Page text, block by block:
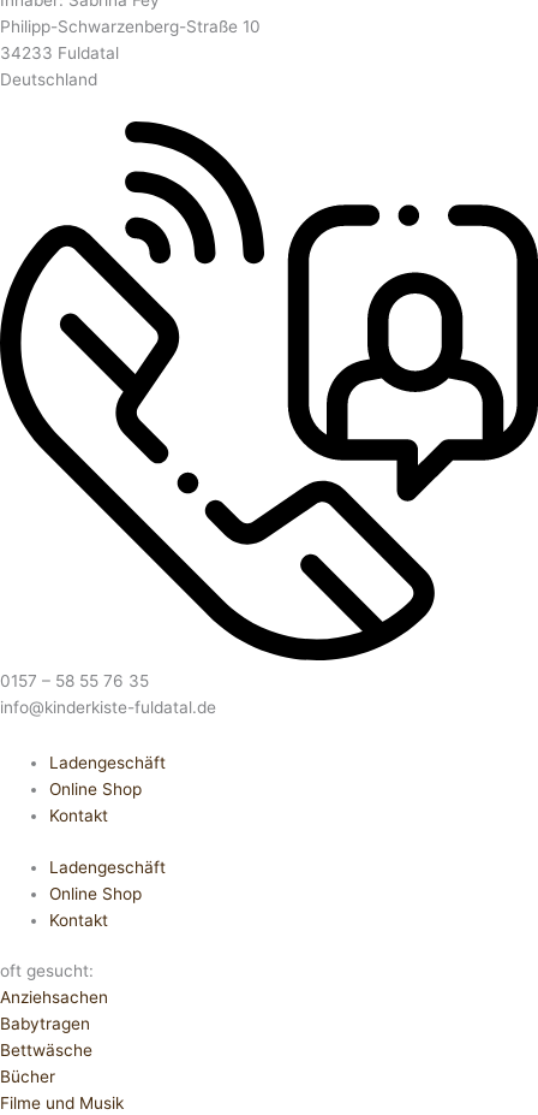
Philipp-Schwarzenberg-Straße 10
34233 Fuldatal
Deutschland
0157 – 58 55 76 35
info@kinderkiste-fuldatal.de
Ladengeschäft
Online Shop
Kontakt
Ladengeschäft
Online Shop
Kontakt
oft gesucht:
Anziehsachen
Babytragen
Bettwäsche
Bücher
Filme und Musik